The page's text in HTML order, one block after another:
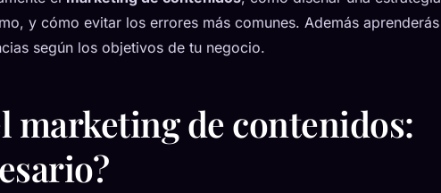
y cómo evitar los errores más comunes. Además aprenderás
según los objetivos de tu negocio.
marketing de contenidos: